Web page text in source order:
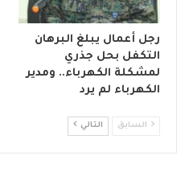
رجل أعمال يبلغ البرهان
التكفل بحل جذري
لمشكلة الكهرباء.. ومدير
الكهرباء لم يرد
السابق التالي